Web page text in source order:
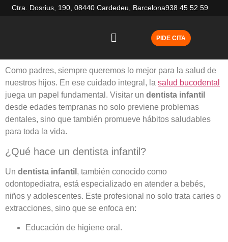
Ctra. Dosrius, 190, 08440 Cardedeu, Barcelona938 45 52 59
PIDE CITA
Como padres, siempre queremos lo mejor para la salud de
nuestros hijos. En ese cuidado integral, la salud bucodental
juega un papel fundamental. Visitar un dentista infantil
desde edades tempranas no solo previene problemas
dentales, sino que también promueve hábitos saludables
para toda la vida.
¿Qué hace un dentista infantil?
Un dentista infantil , también conocido como
odontopediatra, está especializado en atender a bebés,
niños y adolescentes. Este profesional no solo trata caries o
extracciones, sino que se enfoca en:
Educación de higiene oral.